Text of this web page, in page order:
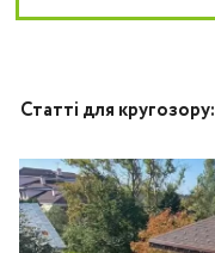
Статті для кругозору: